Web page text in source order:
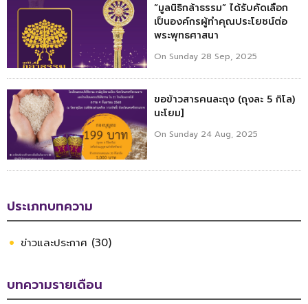
“มูลนิธิกล้าธรรม” ได้รับคัดเลือก
เป็นองค์กรผู้ทำคุณประโยชน์ต่อ
พระพุทธศาสนา
On Sunday 28 Sep, 2025
ขอข้าวสารคนละถุง (ถุงละ 5 กิโล)
นะโยม]
On Sunday 24 Aug, 2025
ประเภทบทความ
ข่าวและประกาศ (30)
บทความรายเดือน